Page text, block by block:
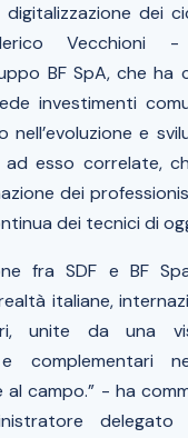
dei
Vecchioni -
BF SpA, che ha
investimenti
nell’evoluzione e
ad esso correlate,
dei
dei tecnici di
fra SDF e BF
italiane,
unite da una
e complementari
al campo.” - ha